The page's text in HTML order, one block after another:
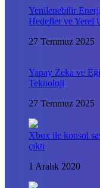
Yenilenebilir
Hedefler ve Yerel
27 Temmuz 2025
Yapay Zeka ve
Teknoloji
27 Temmuz 2025
Xbox ile konsol
çıktı
1 Aralık 2020